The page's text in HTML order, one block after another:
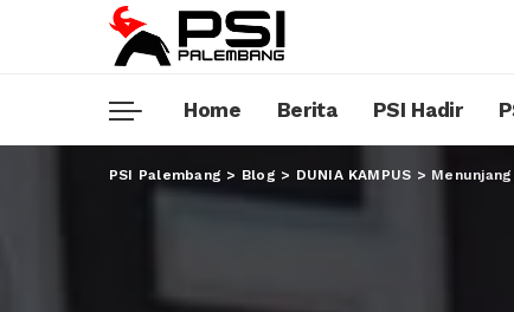
Home Berita PSI Hadir
PSI Palembang > Blog > DUNIA KAMPUS >